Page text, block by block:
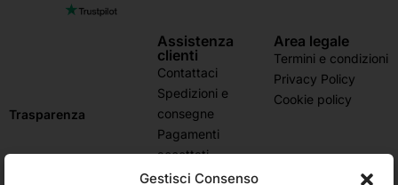
Gestisci Consenso
Trasparenza
Assistenza
clienti
Contattaci
Spedizioni e
consegne
Pagamenti
accettati
Domande frequenti
Area legale
Termini e condizioni
Privacy Policy
Cookie policy